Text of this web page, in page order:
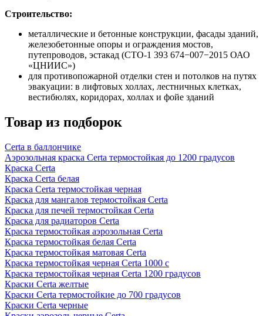
Строительство:
металлические и бетонные конструкции, фасады зданий,
железобетонные опоры и ограждения мостов,
путепроводов, эстакад (СТО-1 393 674−007−2015 ОАО
«ЦНИИС»)
для противопожарной отделки стен и потолков на путях
эвакуации: в лифтовых холлах, лестничных клетках,
вестибюлях, коридорах, холлах и фойе зданий
Товар из подборок
Certa в баллончике
Аэрозольная краска Certa термостойкая до 1200 градусов
Краска Certa
Краска Certa белая
Краска Сerta термостойкая черная
Краска для мангалов термостойкая Certa
Краска для печей термостойкая Certa
Краска для радиаторов Certa
Краска термостойкая аэрозольная Certa
Краска термостойкая белая Certa
Краска термостойкая матовая Certa
Краска термостойкая черная Certa 1000 c
Краска термостойкая черная Certa 1200 градусов
Краски Certa желтые
Краски Certa термостойкие до 700 градусов
Краски Certa черные